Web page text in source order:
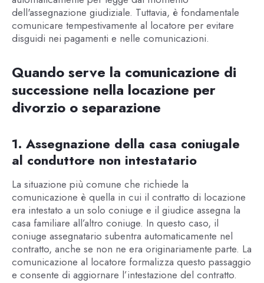
dell'assegnazione giudiziale. Tuttavia, è fondamentale
comunicare tempestivamente al locatore per evitare
disguidi nei pagamenti e nelle comunicazioni.
Quando serve la comunicazione di
successione nella locazione per
divorzio o separazione
1. Assegnazione della casa coniugale
al conduttore non intestatario
La situazione più comune che richiede la
comunicazione è quella in cui il contratto di locazione
era intestato a un solo coniuge e il giudice assegna la
casa familiare all’altro coniuge. In questo caso, il
coniuge assegnatario subentra automaticamente nel
contratto, anche se non ne era originariamente parte. La
comunicazione al locatore formalizza questo passaggio
e consente di aggiornare l’intestazione del contratto.